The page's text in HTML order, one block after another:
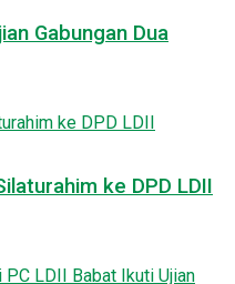
Gabungan Dua
ke DPD LDII